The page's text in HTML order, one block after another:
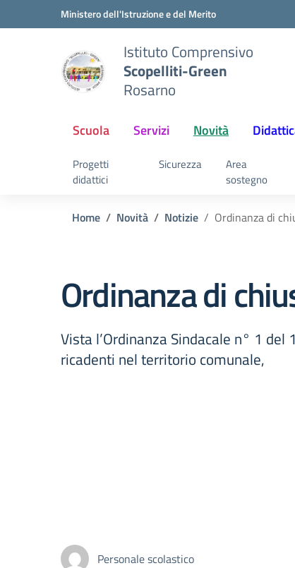
Vai ai contenuti
Vai al menu di navigazioneMinistero dell'Istruzione e del Merito
Istituto Comprensivo
Scopelliti-Green
Rosarno
Scuola Servizi Novità
Progetti
didattici
Sicurezza
Area
sostegno
Home Novità Notizie Ordinanza di
Ordinanza di
Vista l’Ordinanza Sindacale n° 1
ricadenti nel territorio comunale,
Personale scolastico